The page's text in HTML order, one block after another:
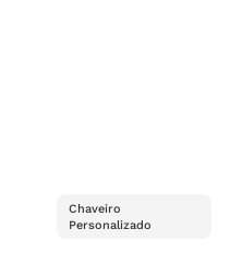
Chaveiro
Personalizado